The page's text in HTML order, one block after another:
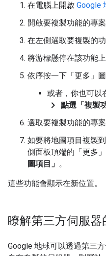
在電腦上開啟 Google
開啟要複製功能的專案
在左側選取要複製的功
將游標懸停在該功能上
依序按一下「更多」
或者，你也可以
chevron_right 點選「複製
選取要複製功能的專案
如要將地圖項目複製
側面板頂端的「更多
圖項目」 。
這些功能會顯示在新位置。
瞭解第三方伺服器
Google 地球可以透過第三